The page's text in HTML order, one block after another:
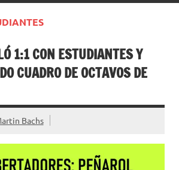
1:1 CON ESTUDIANTES Y
CUADRO DE OCTAVOS DE
Bachs